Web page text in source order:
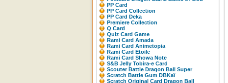
PP Card
PP Card Collection
PP Card Deka
Premiere Collection
Q Card
Quiz Card Game
Rami Card Amada
Rami Card Animetopia
Rami Card Etoile
Rami Card Showa Note
S&B Jelly Tobira-e Card
Scouter Battle Dragon Ball Super
Scratch Battle Gum DBKaï
Scratch Original Card Dragon Ball